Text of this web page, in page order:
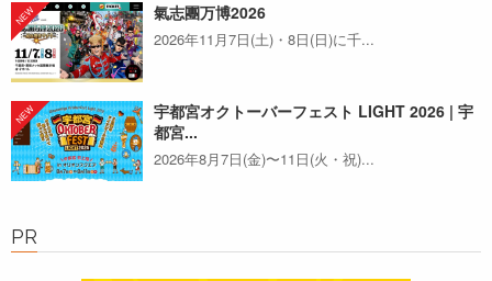
氣志團万博2026
2026年11月7日(土)・8日(日)に千...
宇都宮オクトーバーフェスト LIGHT 2026 | 宇
都宮...
2026年8月7日(金)〜11日(火・祝)...
PR